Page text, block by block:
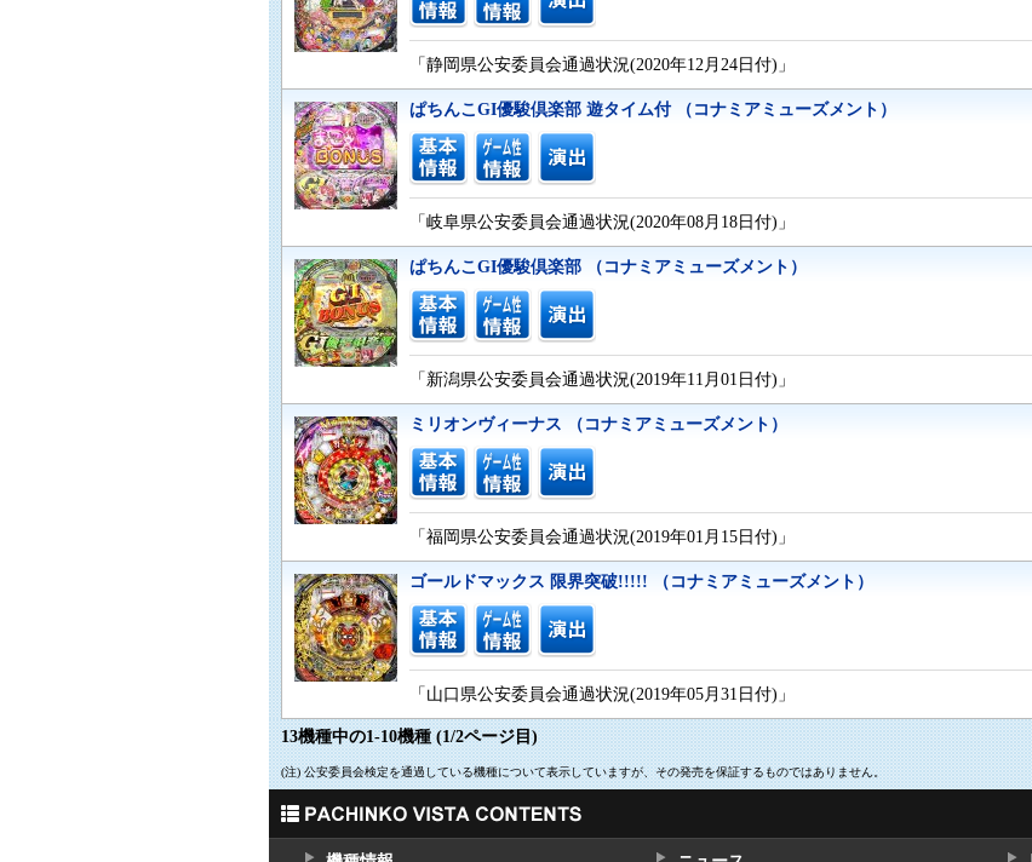
「静岡県公安委員会通過状況(2020年12月24日付)」
ぱちんこGI優駿倶楽部 遊タイム付 （コナミアミューズメント）
「岐阜県公安委員会通過状況(2020年08月18日付)」
ぱちんこGI優駿倶楽部 （コナミアミューズメント）
「新潟県公安委員会通過状況(2019年11月01日付)」
ミリオンヴィーナス （コナミアミューズメント）
「福岡県公安委員会通過状況(2019年01月15日付)」
ゴールドマックス 限界突破!!!!! （コナミアミューズメント）
「山口県公安委員会通過状況(2019年05月31日付)」
13機種中の1-10機種 (1/2ページ目)
(注) 公安委員会検定を通過している機種について表示していますが、その発売を保証するものではありません。